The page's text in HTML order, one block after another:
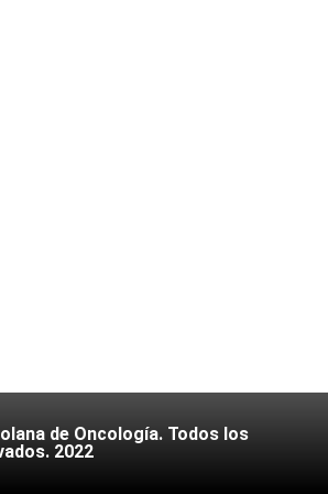
de Oncología. Todos los
2022